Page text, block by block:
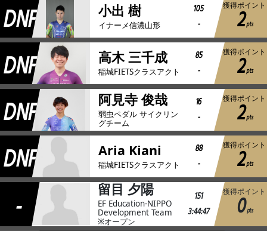
DNF 小出 樹
イナーメ信濃山形
105
-
獲得ポイント
2pts
DNF 高木 三千成
稲城FIETSクラスアクト
85
-
獲得ポイント
2pts
DNF 阿見寺 俊哉
弱虫ペダル サイクリン
グチーム
16
-
獲得ポイント
2pts
DNF Aria Kiani
稲城FIETSクラスアクト
88
-
獲得ポイント
2pts
- 留目 夕陽
EF Education-NIPPO
Development Team
※オープン
151
3:44:47
獲得ポイント
0 pts